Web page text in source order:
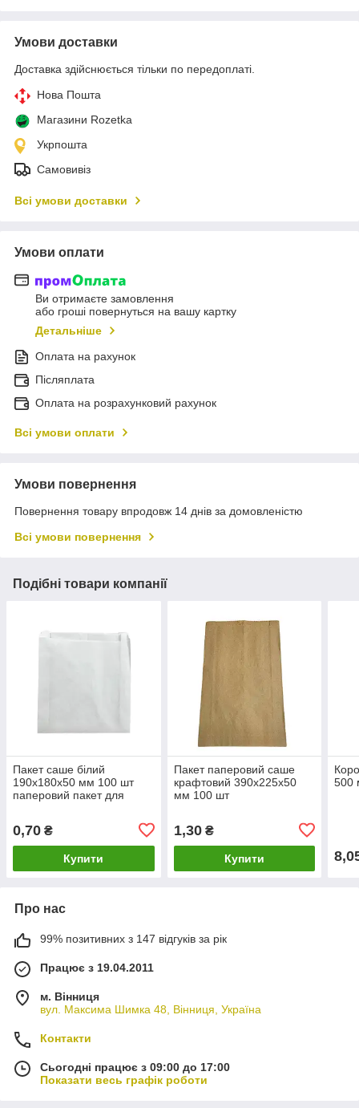
Умови доставки
Доставка здійснюється тільки по передоплаті.
Нова Пошта
Магазини Rozetka
Укрпошта
Самовивіз
Всі умови доставки
Умови оплати
Ви отримаєте замовлення
або гроші повернуться на вашу картку
Детальніше
Оплата на рахунок
Післяплата
Оплата на розрахунковий рахунок
Всі умови оплати
Умови повернення
Повернення товару впродовж 14 днів за домовленістю
Всі умови повернення
Подібні товари компанії
Пакет саше білий
190х180х50 мм 100 шт
паперовий пакет для
0,70 ₴
Купити
Пакет паперовий саше
крафтовий 390х225х50
мм 100 шт
1,30₴
Купити
500
Про нас
99% позитивних з 147 відгуків за рік
Працює з 19.04.2011
м. Вінниця
вул. Максима Шимка 48, Вінниця, Україна
Контакти
Сьогодні працює з 09:00 до 17:00
Показати весь графік роботи